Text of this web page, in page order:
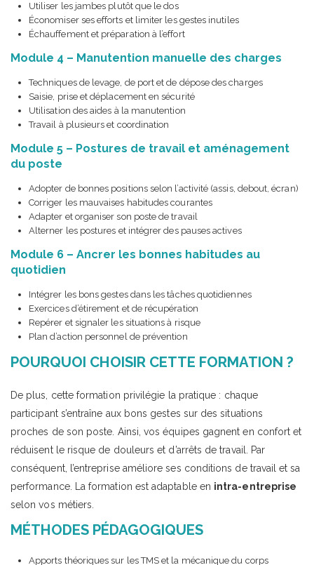
Utiliser les jambes plutôt que le dos
Économiser ses efforts et limiter les gestes inutiles
Échauffement et préparation à l’effort
Module 4 – Manutention manuelle des charges
Techniques de levage, de port et de dépose des charges
Saisie, prise et déplacement en sécurité
Utilisation des aides à la manutention
Travail à plusieurs et coordination
Module 5 – Postures de travail et aménagement
du poste
Adopter de bonnes positions selon l’activité (assis, debout, écran)
Corriger les mauvaises habitudes courantes
Adapter et organiser son poste de travail
Alterner les postures et intégrer des pauses actives
Module 6 – Ancrer les bonnes habitudes au
quotidien
Intégrer les bons gestes dans les tâches quotidiennes
Exercices d’étirement et de récupération
Repérer et signaler les situations à risque
Plan d’action personnel de prévention
POURQUOI CHOISIR CETTE FORMATION ?
De plus, cette formation privilégie la pratique : chaque
participant s’entraîne aux bons gestes sur des situations
proches de son poste. Ainsi, vos équipes gagnent en confort et
réduisent le risque de douleurs et d’arrêts de travail. Par
conséquent, l’entreprise améliore ses conditions de travail et sa
performance. La formation est adaptable en intra-entreprise
selon vos métiers.
MÉTHODES PÉDAGOGIQUES
Apports théoriques sur les TMS et la mécanique du corps